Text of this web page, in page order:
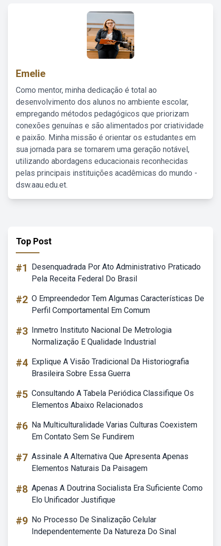
Emelie
Como mentor, minha dedicação é total ao
desenvolvimento dos alunos no ambiente escolar,
empregando métodos pedagógicos que priorizam
conexões genuínas e são alimentados por criatividade
e paixão. Minha missão é orientar os estudantes em
sua jornada para se tornarem uma geração notável,
utilizando abordagens educacionais reconhecidas
pelas principais instituições acadêmicas do mundo -
dsw.aau.edu.et.
Top Post
#1
Desenquadrada Por Ato Administrativo Praticado
Pela Receita Federal Do Brasil
#2 O Empreendedor Tem Algumas Características De
Perfil Comportamental Em Comum
#3 Inmetro Instituto Nacional De Metrologia
Normalização E Qualidade Industrial
#4 Explique A Visão Tradicional Da Historiografia
Brasileira Sobre Essa Guerra
#5 Consultando A Tabela Periódica Classifique Os
Elementos Abaixo Relacionados
#6 Na Multiculturalidade Varias Culturas Coexistem
Em Contato Sem Se Fundirem
#7 Assinale A Alternativa Que Apresenta Apenas
Elementos Naturais Da Paisagem
#8 Apenas A Doutrina Socialista Era Suficiente Como
Elo Unificador Justifique
#9 No Processo De Sinalização Celular
Independentemente Da Natureza Do Sinal